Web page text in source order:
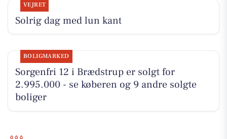
VEJRET
Solrig dag med lun kant
BOLIGMARKED
Sorgenfri 12 i Brædstrup er solgt for
2.995.000 - se køberen og 9 andre solgte
boliger